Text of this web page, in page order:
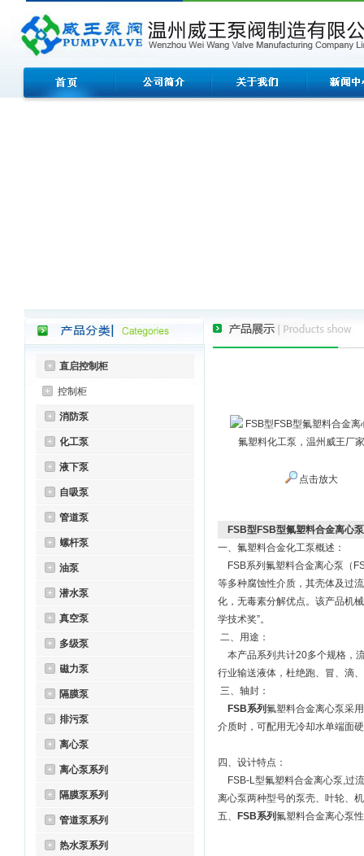
直启控制柜
控制柜
消防泵
化工泵
液下泵
自吸泵
管道泵
螺杆泵
油泵
潜水泵
真空泵
多级泵
磁力泵
隔膜泵
排污泵
离心泵
离心泵系列
隔膜泵系列
管道泵系列
热水泵系列
点击放大
FSB型FSB型氟塑料合金离心
一、氟塑料合金化工泵概述：
FSB系列氟塑料合金离心泵（
等多种腐蚀性介质，其壳体及过
化，无毒素分解优点。该产品机
学技术奖”。
二、用途：
本产品系列共计20多个规格，
行业输送液体，杜绝跑、冒、滴
三、轴封：
FSB系列氟塑料合金离心泵采
介质时，可配用无冷却水单端面
四、设计特点：
FSB-L型氟塑料合金离心泵,过
离心泵两种型号的泵壳、叶轮、
五、
FSB系列氟塑料合金离心泵